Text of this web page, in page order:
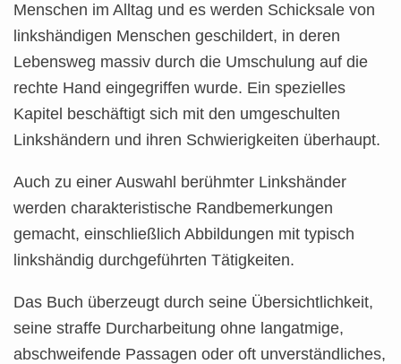
Menschen im Alltag und es werden Schicksale von
linkshändigen Menschen geschildert, in deren
Lebensweg massiv durch die Umschulung auf die
rechte Hand eingegriffen wurde. Ein spezielles
Kapitel beschäftigt sich mit den umgeschulten
Linkshändern und ihren Schwierigkeiten überhaupt.
Auch zu einer Auswahl berühmter Linkshänder
werden charakteristische Randbemerkungen
gemacht, einschließlich Abbildungen mit typisch
linkshändig durchgeführten Tätigkeiten.
Das Buch überzeugt durch seine Übersichtlichkeit,
seine straffe Durcharbeitung ohne langatmige,
abschweifende Passagen oder oft unverständliches,